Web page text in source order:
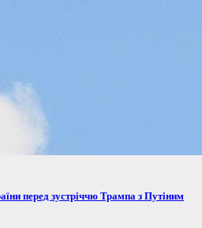
перед зустріччю Трампа з Путіним